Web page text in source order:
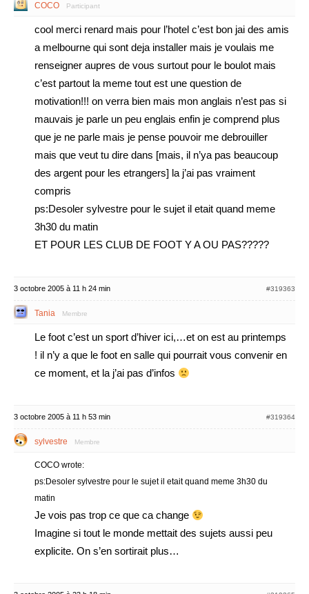
COCO Participant
cool merci renard mais pour l’hotel c’est bon jai des amis
a melbourne qui sont deja installer mais je voulais me
renseigner aupres de vous surtout pour le boulot mais
c’est partout la meme tout est une question de
motivation!!! on verra bien mais mon anglais n’est pas si
mauvais je parle un peu englais enfin je comprend plus
que je ne parle mais je pense pouvoir me debrouiller
mais que veut tu dire dans [mais, il n’ya pas beaucoup
des argent pour les etrangers] la j’ai pas vraiment
compris
ps:Desoler sylvestre pour le sujet il etait quand meme
3h30 du matin
ET POUR LES CLUB DE FOOT Y A OU PAS?????
3 octobre 2005 à 11 h 24 min #319363
Tania Membre
Le foot c’est un sport d’hiver ici,…et on est au printemps
! il n’y a que le foot en salle qui pourrait vous convenir en
ce moment, et la j’ai pas d’infos
3 octobre 2005 à 11 h 53 min #319364
sylvestre Membre
COCO wrote:
ps:Desoler sylvestre pour le sujet il etait quand meme 3h30 du
matin
Je vois pas trop ce que ca change
Imagine si tout le monde mettait des sujets aussi peu
explicite. On s’en sortirait plus…